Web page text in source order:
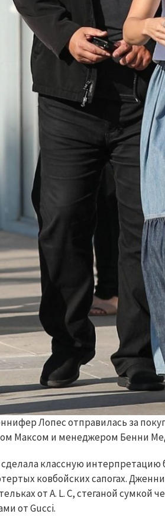
Лопес отправилась за
Максом и менеджером Бенни
классную интерпретацию
ковбойских сапогах.
от A. L. C, стеганой
от Gucci.